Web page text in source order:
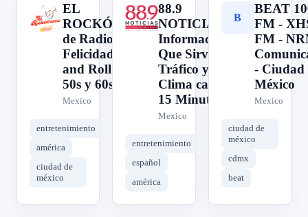
E
EL
ROCKÓDROMO
de Radio
Felicidad: Rock
and Roll de los
50s y 60s
Mexico
entretenimiento
américa
ciudad de
méxico
8
88.9
NOTICIAS:
Información
Que Sirve.
Tráfico y
Clima cada
15 Minutos
Mexico
entretenimiento
español
américa
B
BEAT
FM -
FM -
- Ciudad
México
Mexico
ciudad de
méxico
cdmx
beat